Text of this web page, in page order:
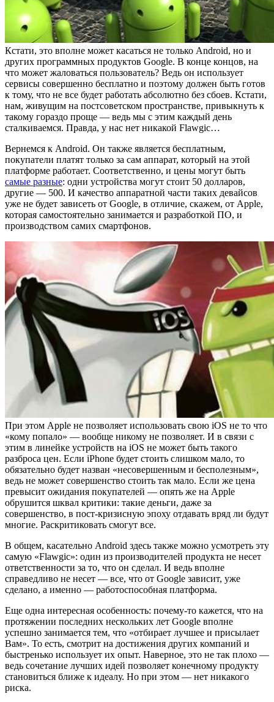
Кстати, это вполне может касаться не только Android, но и
других программных продуктов Google. В конце концов, на
что может жаловаться пользователь? Ведь он использует
сервисы совершенно бесплатно и поэтому должен быть готов
к тому, что не все будет работать абсолютно без сбоев. Кстати,
нам, живущим на постсоветском пространстве, привыкнуть к
такому гораздо проще — ведь мы с этим каждый день
сталкиваемся. Правда, у нас нет никакой Flawgic…
Вернемся к Android. Он также является бесплатным,
покупатели платят только за сам аппарат, который на этой
платформе работает. Соответственно, и цены могут быть
самые разные: одни устройства могут стоит 50 долларов,
другие — 500. И качество аппаратной части таких девайсов
уже не будет зависеть от Google, в отличие, скажем, от Apple,
которая самостоятельно занимается и разработкой ПО, и
производством самих смартфонов.
При этом Apple не позволяет использовать свою iOS не то что
«кому попало» — вообще никому не позволяет. И в связи с
этим в линейке устройств на iOS не может быть такого
разброса цен. Если iPhone будет стоить слишком мало, то
обязательно будет назван «несовершенным и бесполезным»,
ведь не может совершенство стоить так мало. Если же цена
превысит ожидания покупателей — опять же на Apple
обрушится шквал критики: такие деньги, даже за
совершенство, в пост-кризисную эпоху отдавать вряд ли будут
многие. Раскритиковать смогут все.
В общем, касательно Android здесь также можно усмотреть эту
самую «Flawgic»: один из производителей продукта не несет
ответственности за то, что он сделал. И ведь вполне
справедливо не несет — все, что от Google зависит, уже
сделано, а именно — работоспособная платформа.
Еще одна интересная особенность: почему-то кажется, что на
протяжении последних нескольких лет Google вполне
успешно занимается тем, что «отбирает лучшее и присылает
Вам». То есть, смотрит на достижения других компаний и
быстренько использует их опыт. Наверное, это не так плохо —
ведь сочетание лучших идей позволяет конечному продукту
становиться ближе к идеалу. Но при этом — нет никакого
риска.